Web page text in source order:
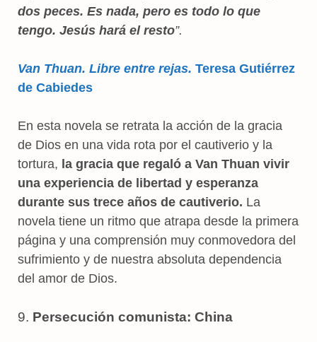
dos peces. Es nada, pero es todo lo que
tengo. Jesús hará el resto”.
Van Thuan. Libre entre rejas. Teresa Gutiérrez
de Cabiedes
En esta novela se retrata la acción de la gracia
de Dios en una vida rota por el cautiverio y la
tortura, la gracia que regaló a Van Thuan vivir
una experiencia de libertad y esperanza
durante sus trece años de cautiverio. La
novela tiene un ritmo que atrapa desde la primera
página y una comprensión muy conmovedora del
sufrimiento y de nuestra absoluta dependencia
del amor de Dios.
9. Persecución comunista: China